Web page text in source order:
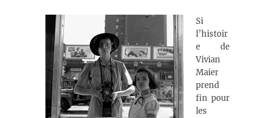
Si
l’histoir
e de
Vivian
Maier
prend
fin pour
les